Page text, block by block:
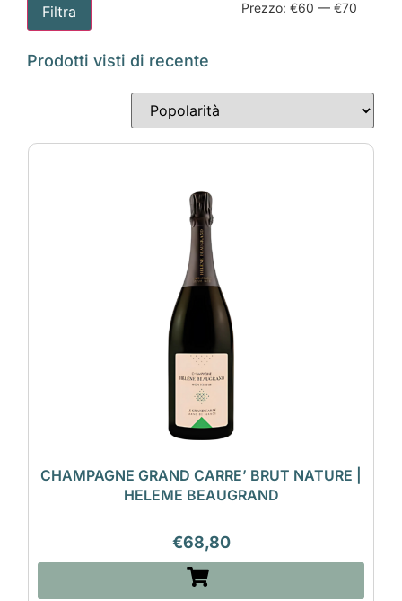
Filtra Prezzo: €60 — €70
Prodotti visti di recente
CHAMPAGNE GRAND CARRE’ BRUT NATURE |
HELEME BEAUGRAND
€68,80